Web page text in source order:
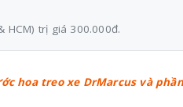
HCM) trị giá 300.000đ.
hoa treo xe DrMarcus và